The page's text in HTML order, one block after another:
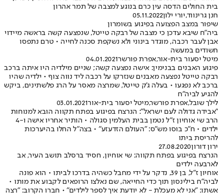
בית החולים הדסה עין כרם בנוגע למצבה של תמר אהרון
חנן גרינווד,יורי ילון05.11.2022
שיפור במצב הפצועה בפיגוע בשומרון
ביה"ח שיבא עדכן כי מצבה של רבקה טייטל, שנפצעה קשה בראשה מיידוי
אבן לעבר רכבה, מוגדר בינוני ולא נשקפת סכנה לחייה • טרם נתפסו
חשודים במעשה
מיטל יסעור בית-אור,אפרת פורשר04.01.2021
פיגוע האבנים בבנימין: אישה נפצעה קשה; שניים מילדיה היו איתה ברכב
רבקה טייטל נפצעה מאבנים שנזרקו על רכבה ליד נווה צוף • ילדיה שהיו
ברכב לא נפגעו • בעלה ג'ק טייטל, שמרצה מאסר על הרג פלשתינים, ביקש
להגיע לביה"ח
לילך שובל,אפרת פורשר,מיטל יסעור בית-אור03.01.2021
"אבידה גדולה לעם ישראל": הנרצח בפיגוע בפתח תקווה הובא למנוחות
הרב שי אוחיון ז"ל נטמן בבית העלמין סגולה • הותיר אחריו אישה ו-4
ילדים • ח"כ בוסו מש"ס: "העולם הזדעזע" • בצה"ל החלו בהיערכות
להריסת ביתו
ירון דורון27.08.2020
הנרצח בפיגוע בפתח תקווה: שי אוחיון, חסיד ברסלב תושב העיר, אב
לארבעה ילדים
אוחיון ז"ל, בן 39, נדקר על ידי מחבל כשהיה בדרכו לביתו • הוא פונה
לביה"ח בילינסון תוך כדי החייאה, שם נאלצו הרופאים לקבוע את מותו •
אשתו: "אני לא מעכלת - לא יודעת איך לספר לילדים" • חברו הקרוב: "רצה